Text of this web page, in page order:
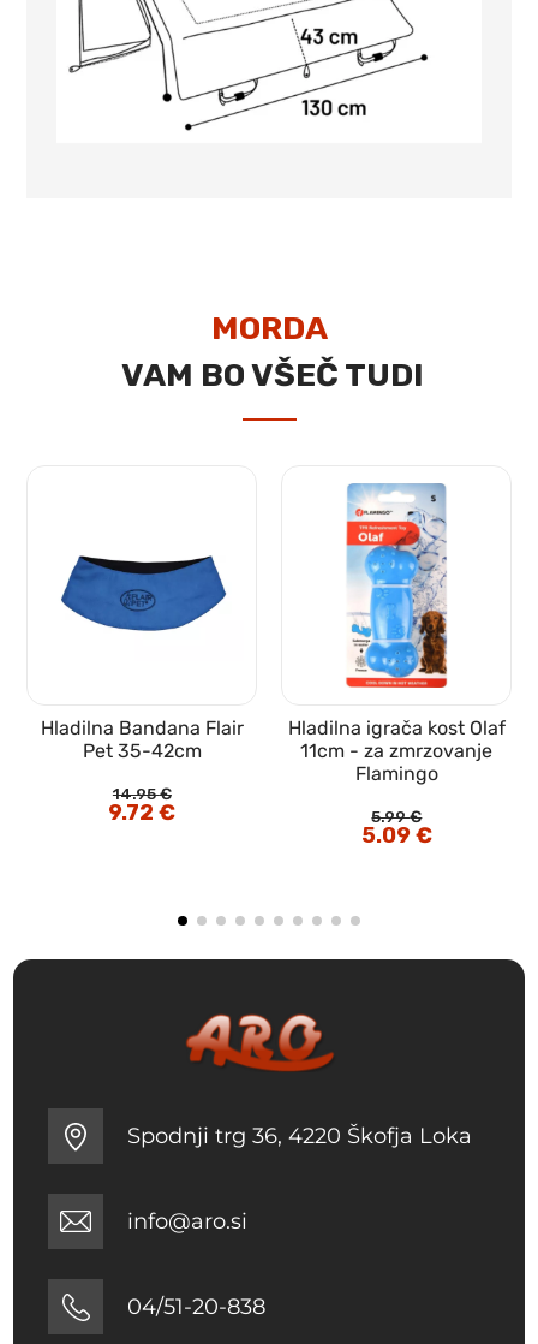
MORDA
VAM BO VŠEČ TUDI
Hladilna Bandana Flair
Pet 35-42cm
14.95€
Izvirna
cena
9.72€Trenutna
cena
Hladilna igrača kost Olaf
11cm - za zmrzovanje
Flamingo
5.99€
Izvirna
cena
5.09€Trenutna
cena
Spodnji trg 36, 4220 Škofja Loka
info@aro.si
04/51-20-838